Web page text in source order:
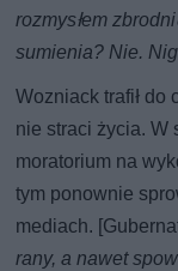
rozmysłem
sumienia? Nie.
Wozniack trafił
nie straci życia. W
moratorium na
tym ponownie
mediach.
rany, a nawet